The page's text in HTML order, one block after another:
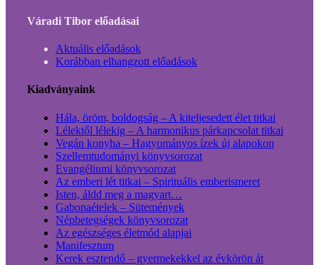
Váradi Tibor előadásai
Aktuális előadások
Korábban elhangzott előadások
Kiadványaink
Hála, öröm, boldogság – A kiteljesedett élet titkai
Lélektől lélekig – A harmonikus párkapcsolat titkai
Vegán konyha – Hagyományos ízek új alapokon
Szellemtudományi könyvsorozat
Evangéliumi könyvsorozat
Az emberi lét titkai – Spirituális emberismeret
Isten, áldd meg a magyart…
Gabonaételek – Sütemények
Népbetegségek könyvsorozat
Az egészséges életmód alapjai
Manifesztum
Kerek esztendő – gyermekekkel az évkörön át